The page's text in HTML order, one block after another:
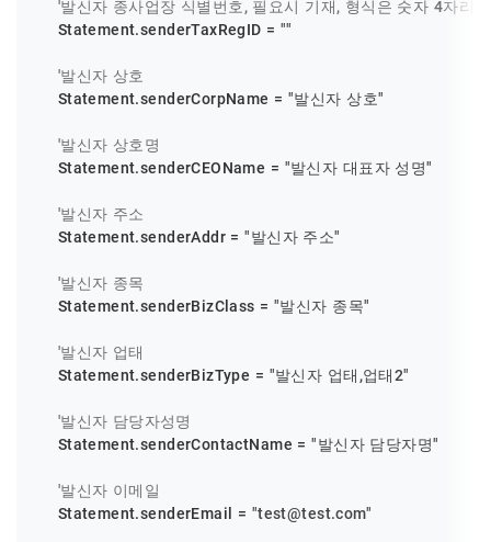
'발신자 종사업장 식별번호, 필요시 기재, 형식은 숫자 4자리
    Statement.senderTaxRegID =
""
'발신자 상호
    Statement.senderCorpName =
"발신자 상호"
'발신자 상호명
    Statement.senderCEOName =
"발신자 대표자 성명"
'발신자 주소
    Statement.senderAddr =
"발신자 주소"
'발신자 종목
    Statement.senderBizClass =
"발신자 종목"
'발신자 업태
    Statement.senderBizType =
"발신자 업태,업태2"
'발신자 담당자성명
    Statement.senderContactName =
"발신자 담당자명"
'발신자 이메일
    Statement.senderEmail =
"test@test.com"